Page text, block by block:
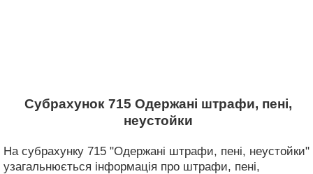
Субрахунок 715 Одержані штрафи, пені,
неустойки
На субрахунку 715 "Одержані штрафи, пені, неустойки"
узагальнюється інформація про штрафи, пені,